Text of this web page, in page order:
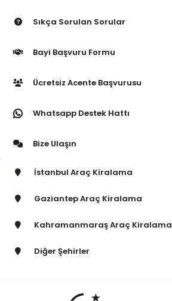
Sıkça Sorulan Sorular
Bayi Başvuru Formu
Ücretsiz Acente Başvurusu
Whatsapp Destek Hattı
Bize Ulaşın
İstanbul Araç Kiralama
Gaziantep Araç Kiralama
Kahramanmaraş Araç Kiralama
Diğer Şehirler